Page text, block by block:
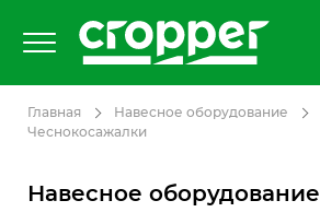
Главная Навесное оборудование
Чеснокосажалки
Навесное оборудование